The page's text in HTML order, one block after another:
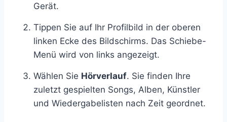
Gerät.
Tippen Sie auf Ihr Profilbild in der oberen
linken Ecke des Bildschirms. Das Schiebe-
Menü wird von links angezeigt.
Wählen Sie Hörverlauf. Sie finden Ihre
zuletzt gespielten Songs, Alben, Künstler
und Wiedergabelisten nach Zeit geordnet.